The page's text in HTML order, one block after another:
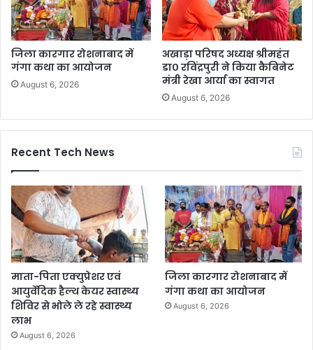
जिला कारगार रोशनाबाद में
गंगा कथा का आयोजन
August 6, 2026
अखाड़ा परिषद अध्यक्ष श्रीमहंत
डा० रविंद्रपुरी ने किया कैबिनेट
मंत्री रेखा आर्या का स्वागत
August 6, 2026
Recent Tech News
माता-पिता एक्युप्रेशर एवं
आयुर्वेदिक हैल्थ केयर स्वास्थ्य
शिविर से भोले ले रहे स्वास्थ्य
लाभ
August 6, 2026
जिला कारगार रोशनाबाद में
गंगा कथा का आयोजन
August 6, 2026